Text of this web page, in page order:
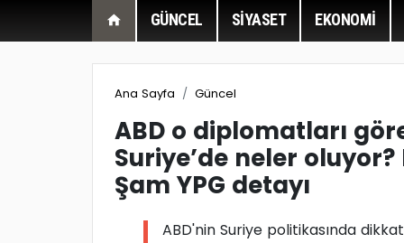
GÜNCEL SİYASET EKONOMİ
Ana Sayfa Güncel
ABD o diplomatları
Suriye’de neler
Şam YPG detayı
ABD'nin Suriye politikasında